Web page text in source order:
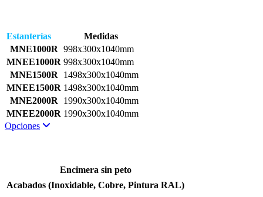
Estanterías
Medidas
MNE1000R 998x300x1040mm
MNEE1000R 998x300x1040mm
MNE1500R
1498x300x1040mm
MNEE1500R 1498x300x1040mm
MNE2000R
1990x300x1040mm
MNEE2000R 1990x300x1040mm
Opciones
Encimera sin peto
Acabados (Inoxidable, Cobre, Pintura RAL)